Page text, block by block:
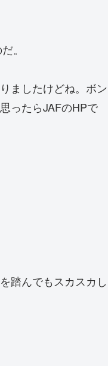
。
ましたけどね。ボン
ったらJAFのHPで
踏んでもスカスカし